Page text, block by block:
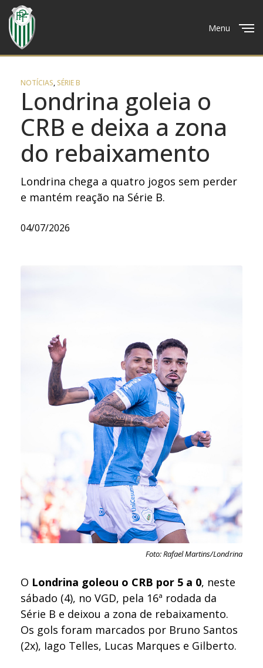
Menu
NOTÍCIAS, SÉRIE B
Londrina goleia o
CRB e deixa a zona
do rebaixamento
Londrina chega a quatro jogos sem perder
e mantém reação na Série B.
04/07/2026
Foto: Rafael Martins/Londrina
O Londrina goleou o CRB por 5 a 0, neste
sábado (4), no VGD, pela 16ª rodada da
Série B e deixou a zona de rebaixamento.
Os gols foram marcados por Bruno Santos
(2x), Iago Telles, Lucas Marques e Gilberto.